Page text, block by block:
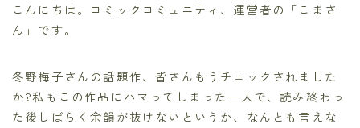
こんにちは。コミックコミュニティ、運営者の「こまさ
ん」です。
冬野梅子さんの話題作、皆さんもうチェックされました
か?私もこの作品にハマってしまった一人で、読み終わっ
た後しばらく余韻が抜けないというか、なんとも言えな